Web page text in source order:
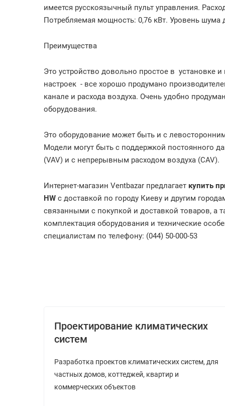
имеется русскоязычный пульт управления.
Потребляемая мощность: 0,76 кВт. Уровень шума
Преимущества
Это устройство довольно простое в установке
настроек - все хорошо продумано
канале и расхода воздуха. Очень удобно
оборудования.
Это оборудование может быть и с
Модели могут быть с поддержкой постоянного
(VAV) и c непрерывным расходом воздуха (CAV).
Интернет-магазин Ventbazar предлагает купить
HW с доставкой по городу Киеву и другим
связанными с покупкой и доставкой товаров, а
комплектация оборудования и технические
специалистам по телефону: (044) 50-000-53
Проектирование климатических
систем
Разработка проектов климатических систем, для
частных домов, коттеджей, квартир и
коммерческих объектов